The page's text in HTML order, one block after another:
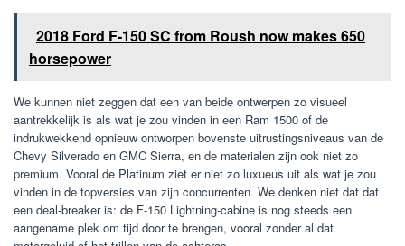
2018 Ford F-150 SC from Roush now makes 650
horsepower
We kunnen niet zeggen dat een van beide ontwerpen zo visueel
aantrekkelijk is als wat je zou vinden in een Ram 1500 of de
indrukwekkend opnieuw ontworpen bovenste uitrustingsniveaus van de
Chevy Silverado en GMC Sierra, en de materialen zijn ook niet zo
premium. Vooral de Platinum ziet er niet zo luxueus uit als wat je zou
vinden in de topversies van zijn concurrenten. We denken niet dat dat
een deal-breaker is: de F-150 Lightning-cabine is nog steeds een
aangename plek om tijd door te brengen, vooral zonder al dat